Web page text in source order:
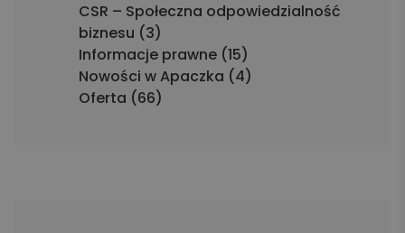
CSR – Społeczna odpowiedzialność
biznesu (3)
Informacje prawne (15)
Nowości w Apaczka (4)
Oferta (66)